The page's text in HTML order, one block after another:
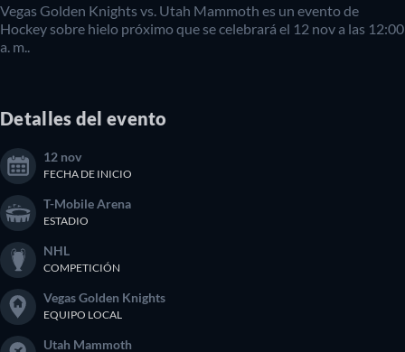
Vegas Golden Knights vs. Utah Mammoth es un evento de
Hockey sobre hielo próximo que se celebrará el 12 nov a las 12:00
a. m..
Detalles del evento
12 nov
FECHA DE INICIO
T-Mobile Arena
ESTADIO
NHL
COMPETICIÓN
Vegas Golden Knights
EQUIPO LOCAL
Utah Mammoth